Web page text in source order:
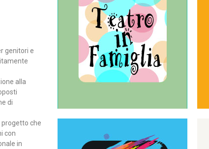
genitori e
alla
di
progetto che
con
in
Teatro in famiglia
Teatro In Famiglia è una
rassegna di teatro concepita
per far condividere e godere
del teatro all’intera famiglia.
Continua